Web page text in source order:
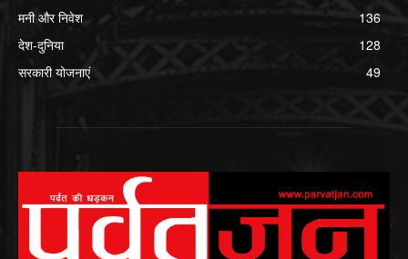
मनी और निवेश
136
देश-दुनिया
128
सरकारी योजनाएं
49